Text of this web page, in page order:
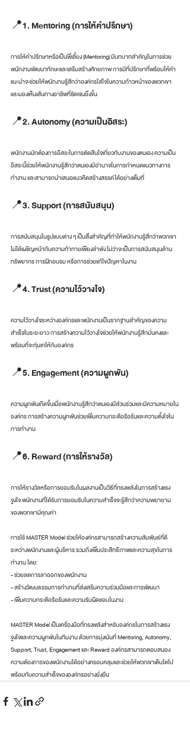
📍1. Mentoring (การให้คำปรึกษา)
การให้คำปรึกษาหรือเป็นพี่เลี้ยง (Mentoring) มีบทบาทสำคัญในการช่วย
พนักงานพัฒนาทักษะและเสริมสร้างศักยภาพ การมีที่ปรึกษาที่พร้อมให้คำ
แนะนำจะช่วยให้พนักงานรู้สึกว่าองค์กรใส่ใจในความก้าวหน้าของพวกเขา
และมองเห็นเส้นทางอาชีพที่ชัดเจนยิ่งขึ้น
📍2. Autonomy (ความเป็นอิสระ)
พนักงานมักต้องการอิสระในการตัดสินใจเกี่ยวกับงานของตนเอง ความเป็น
อิสระนี้ช่วยให้พนักงานรู้สึกว่าตนเองมีอำนาจในการกำหนดแนวทางการ
ทำงาน และสามารถนำเสนอแนวคิดสร้างสรรค์ได้อย่างเต็มที่
📍3. Support (การสนับสนุน)
การสนับสนุนในรูปแบบต่าง ๆ เป็นสิ่งสำคัญที่ทำให้พนักงานรู้สึกว่าพวกเขา
ไม่ได้เผชิญหน้ากับความท้าทายเพียงลำพัง ไม่ว่าจะเป็นการสนับสนุนด้าน
ทรัพยากร การฝึกอบรม หรือการช่วยแก้ไขปัญหาในงาน
📍4. Trust (ความไว้วางใจ)
ความไว้วางใจระหว่างองค์กรและพนักงานเป็นรากฐานสำคัญของความ
สำเร็จในระยะยาว การสร้างความไว้วางใจช่วยให้พนักงานรู้สึกมั่นคงและ
พร้อมที่จะทุ่มเทให้กับองค์กร
📍5. Engagement (ความผูกพัน)
ความผูกพันเกิดขึ้นเมื่อพนักงานรู้สึกว่าตนเองมีส่วนร่วมและมีความหมายใน
องค์กร การสร้างความผูกพันช่วยเพิ่มความกระตือรือร้นและความตั้งใจใน
การทำงาน
📍6. Reward (การให้รางวัล)
การให้รางวัลหรือการยอมรับในผลงานเป็นวิธีที่ทรงพลังในการสร้างแรง
จูงใจ พนักงานที่ได้รับการยอมรับในความสำเร็จจะรู้สึกว่าความพยายาม
ของพวกเขามีคุณค่า
การใช้ MASTER Model ช่วยให้องค์กรสามารถสร้างความสัมพันธ์ที่ดี
ระหว่างพนักงานและผู้บริหาร รวมถึงเพิ่มประสิทธิภาพและความสุขในการ
ทำงาน โดย:
- ช่วยลดการลาออกของพนักงาน
- สร้างวัฒนธรรมการทำงานที่ส่งเสริมความร่วมมือและการพัฒนา
- เพิ่มความกระตือรือร้นและความรับผิดชอบในงาน
MASTER Model เป็นเครื่องมือที่ทรงพลังสำหรับองค์กรในการสร้างแรง
จูงใจและความผูกพันในทีมงาน ด้วยการมุ่งเน้นที่ Mentoring, Autonomy,
Support, Trust, Engagement และ Reward องค์กรสามารถตอบสนอง
ความต้องการของพนักงานได้อย่างครอบคลุมและช่วยให้พวกเขาเติบโตไป
พร้อมกับความสำเร็จขององค์กรอย่างยั่งยืน